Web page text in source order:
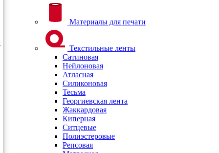
Материалы для печати
Текстильные ленты
Сатиновая
Нейлоновая
Атласная
Силиконовая
Тесьма
Георгиевская лента
Жаккардовая
Киперная
Ситцевые
Полиэстеровые
Репсовая